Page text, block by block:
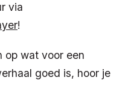
via
!
op wat voor een
goed is, hoor je